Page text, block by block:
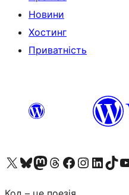
Новини
Хостинг
Приватність
Visit our X (formerly Twitter) account
Visit our Bluesky account
Завітайте до нашої стрічки в Mastodon
Visit our Threads account
Завітайте на нашу сторінку в Facebook
Visit our Instagram account
Visit ourVisit our